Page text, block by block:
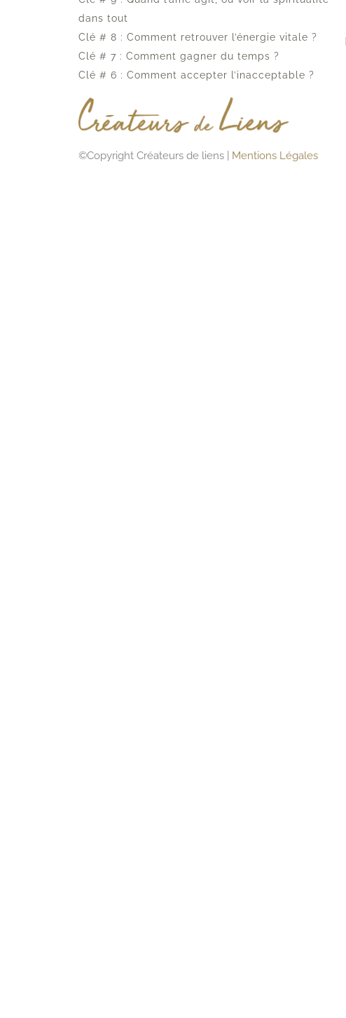
dans tout
Clé # 8 : Comment retrouver l’énergie vitale ?
Clé # 7 : Comment gagner du temps ?
Clé # 6 : Comment accepter l’inacceptable ?
©Copyright Créateurs de liens | Mentions Légales